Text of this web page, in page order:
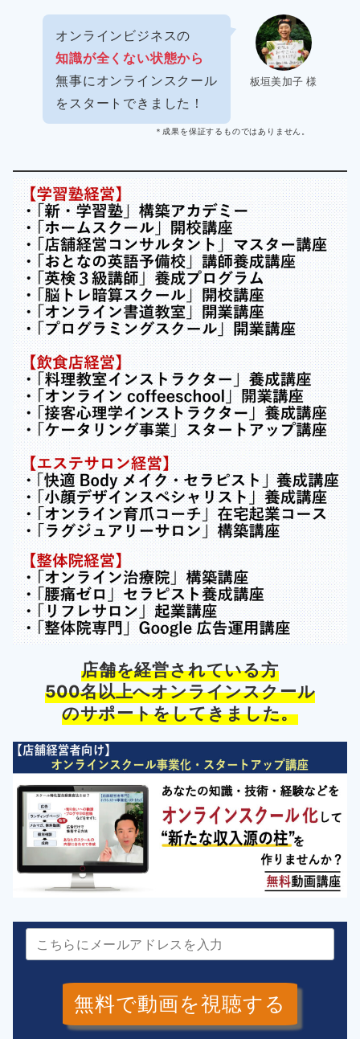
板垣美加子 様
オンラインビジネスの
知識が全くない状態から
無事にオンラインスクール
をスタートできました！
＊成果を保証するものではありません。
店舗を経営されている方
500名以上へオンラインスクール
のサポートをしてきました。
無料で動画を視聴する